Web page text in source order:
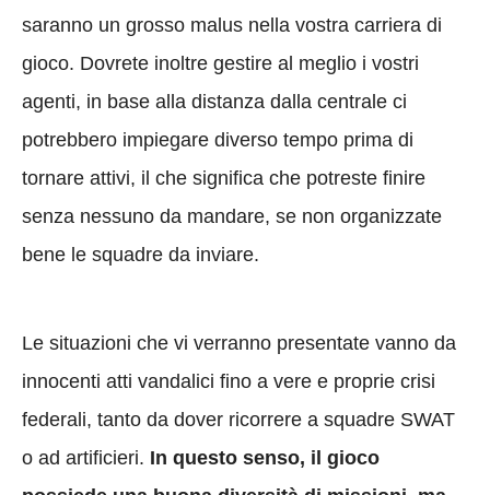
saranno un grosso malus nella vostra carriera di
gioco. Dovrete inoltre gestire al meglio i vostri
agenti, in base alla distanza dalla centrale ci
potrebbero impiegare diverso tempo prima di
tornare attivi, il che significa che potreste finire
senza nessuno da mandare, se non organizzate
bene le squadre da inviare.
Le situazioni che vi verranno presentate vanno da
innocenti atti vandalici fino a vere e proprie crisi
federali, tanto da dover ricorrere a squadre SWAT
o ad artificieri. In questo senso, il gioco